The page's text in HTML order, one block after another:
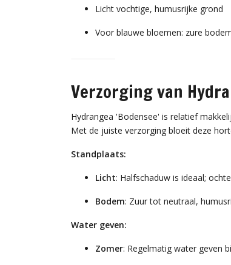
Licht vochtige, humusrijke grond
Voor blauwe bloemen: zure
Verzorging van
Hydrangea 'Bodensee' is relatief
Met de juiste verzorging bloeit deze
Standplaats:
Licht: Halfschaduw is ideaal;
Bodem: Zuur tot neutraal,
Water geven:
Zomer: Regelmatig water geven